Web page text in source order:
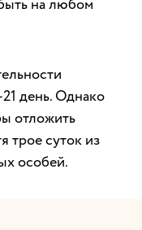
на любом
день. Однако
отложить
трое суток из
особей.